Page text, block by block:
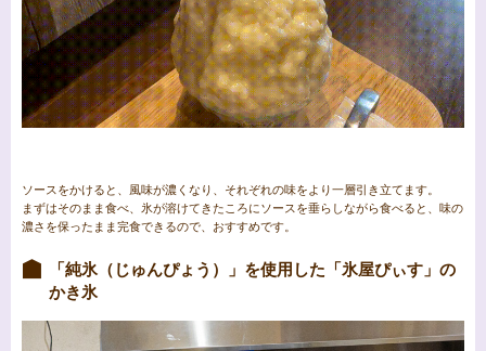
ソースをかけると、風味が濃くなり、それぞれの味をより一層引き立てます。
まずはそのまま食べ、氷が溶けてきたころにソースを垂らしながら食べると、味の
濃さを保ったまま完食できるので、おすすめです。
「純氷（じゅんぴょう）」を使用した「氷屋ぴぃす」の
かき氷